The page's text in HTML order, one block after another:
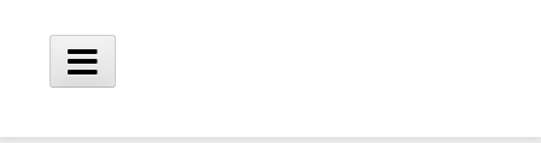
innehåll
Huvudmeny